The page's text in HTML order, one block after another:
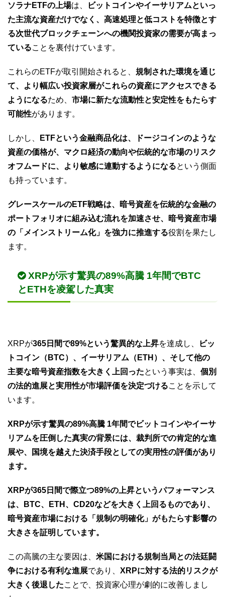
ソラナETFの上場は、
ビットコインやイーサリアムといっ
た主流な資産だけでなく、高速処理と低コストを特徴とす
る次世代ブロックチェーンへの機関投資家の需要が高まっ
ていることを裏付けています。
これらのETFが取引開始されると、 規制された環境を通じ
て、より幅広い投資家層がこれらの資産にアクセスできる
ようになるため、 市場に新たな流動性と安定性をもたらす
可能性があります。
しかし、
ETFという金融商品化は、ドージコインのような
資産の価格が、マクロ経済の動向や伝統的な市場のリスク
オフムードに、より敏感に連動するようになるという側面
も持っています。
グレースケールのETF戦略は、暗号資産を伝統的な金融の
ポートフォリオに組み込む流れを加速させ、暗号資産市場
の「メインストリーム化」を強力に推進する役割を果たし
ます。
XRPが示す驚異の89%高騰 1年間でBTC
とETHを凌駕した真実
XRPが365日間で89%という驚異的な上昇を達成し、
ビッ
トコイン（BTC）、イーサリアム（ETH）、そして他の
主要な暗号資産指数を大きく上回ったという事実は、 個別
の法的進展と実用性が市場評価を決定づけることを示して
います。
XRPが示す驚異の89%高騰 1年間でビットコインやイーサ
リアムを圧倒した真実の背景には、裁判所での肯定的な進
展や、国境を越えた決済手段としての実用性の評価があり
ます。
XRPが365日間で際立つ89%の上昇というパフォーマンス
は、BTC、ETH、CD20などを大きく上回るものであり、
暗号資産市場における「規制の明確化」がもたらす影響の
大きさを証明しています。
この高騰の主な要因は、 米国における規制当局との法廷闘
争における有利な進展であり、 XRPに対する法的リスクが
大きく後退したことで、投資家心理が劇的に改善しまし